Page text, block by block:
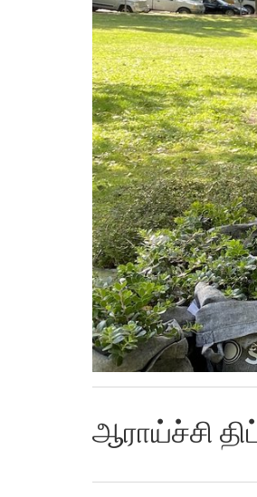
ஆராய்ச்சி